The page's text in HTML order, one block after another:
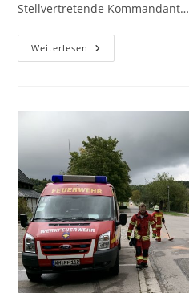
Stellvertretende Kommandant…
Weiterlesen 29.09.2022
–